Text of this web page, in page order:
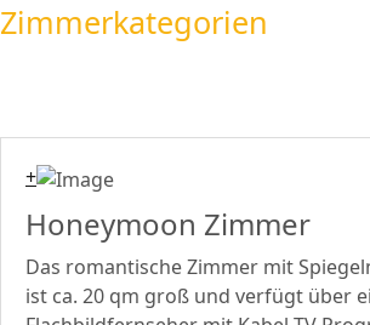
Zimmerkategorien
+
Honeymoon Zimmer
Das romantische Zimmer mit
ist ca. 20 qm groß und verfügt über